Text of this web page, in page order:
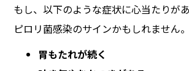
もし、以下のような症状に心当たりが
ピロリ菌感染のサインかもしれません。
胃もたれが続く